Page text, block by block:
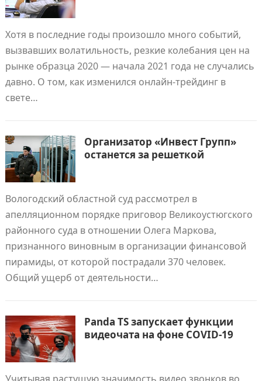
Хотя в последние годы произошло много событий,
вызвавших волатильность, резкие колебания цен на
рынке образца 2020 — начала 2021 года не случались
давно. О том, как изменился онлайн-трейдинг в
свете…
Организатор «Инвест Групп»
останется за решеткой
Вологодский областной суд рассмотрел в
апелляционном порядке приговор Великоустюгского
районного суда в отношении Олега Маркова,
признанного виновным в организации финансовой
пирамиды, от которой пострадали 370 человек.
Общий ущерб от деятельности…
Panda TS запускает функции
видеочата на фоне COVID-19